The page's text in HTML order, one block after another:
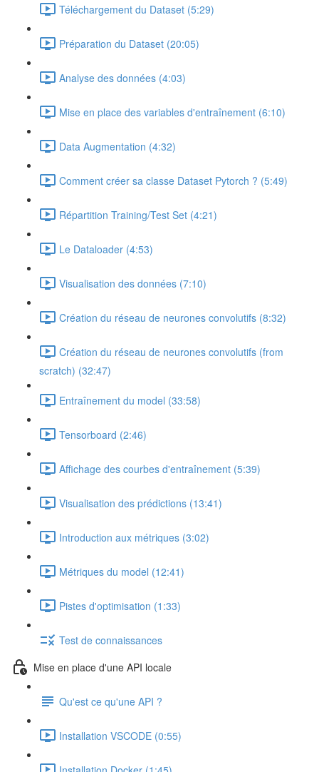
Téléchargement du Dataset (5:29)
Préparation du Dataset (20:05)
Analyse des données (4:03)
Mise en place des variables d'entraînement (6:10)
Data Augmentation (4:32)
Comment créer sa classe Dataset Pytorch ? (5:49)
Répartition Training/Test Set (4:21)
Le Dataloader (4:53)
Visualisation des données (7:10)
Création du réseau de neurones convolutifs (8:32)
Création du réseau de neurones convolutifs (from
scratch) (32:47)
Entraînement du model (33:58)
Tensorboard (2:46)
Affichage des courbes d'entraînement (5:39)
Visualisation des prédictions (13:41)
Introduction aux métriques (3:02)
Métriques du model (12:41)
Pistes d'optimisation (1:33)
Test de connaissances
Mise en place d'une API locale
Qu'est ce qu'une API ?
Installation VSCODE (0:55)